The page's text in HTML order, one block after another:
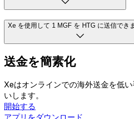
Xe を使用して 1 MGF を HTG に送信でき
送金を簡素化
Xeはオンラインでの海外送金を低
いします。
開始する